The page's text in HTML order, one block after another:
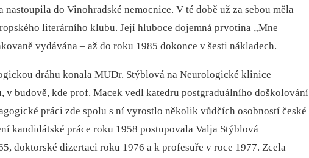
nastoupila do Vinohradské nemocnice. V té době už za sebou měla
literárního klubu. Její hluboce dojemná prvotina „Mne
vydávána –⁠ až do roku 1985 dokonce v šesti nákladech.
dráhu konala MUDr. Stýblová na Neurologické klinice
v budově, kde prof. Macek vedl katedru postgraduálního doškolování
práci zde spolu s ní vyrostlo několik vůdčích osobností české
kandidátské práce roku 1958 postupovala Valja Stýblová
doktorské dizertaci roku 1976 a k profesuře v roce 1977. Zcela